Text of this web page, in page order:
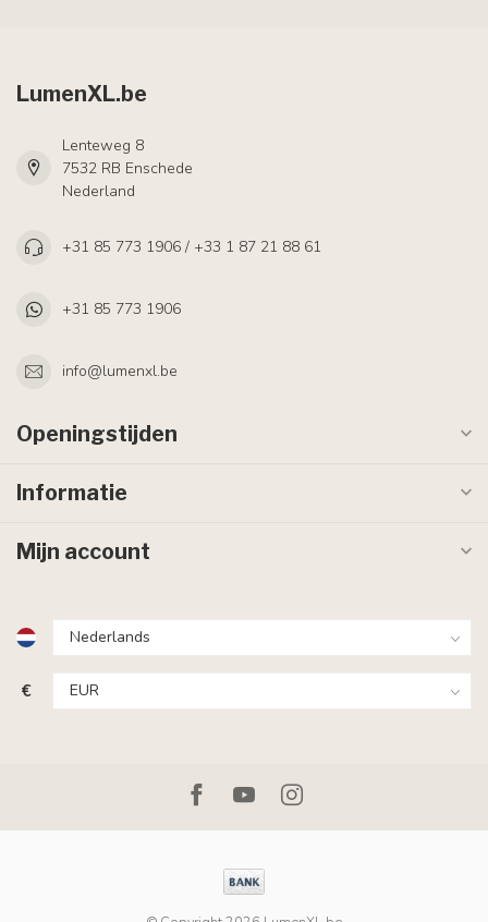
LumenXL.be
Lenteweg 8
7532 RB Enschede
Nederland
+31 85 773 1906 / +33 1 87 21 88 61
+31 85 773 1906
info@lumenxl.be
Openingstijden
Informatie
Mijn account
€